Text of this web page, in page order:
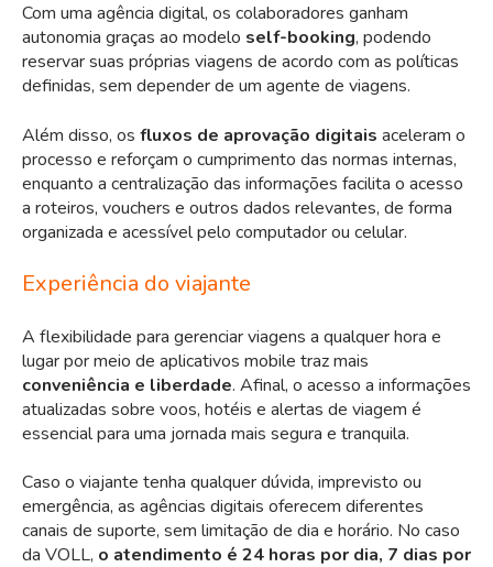
Com uma agência digital, os colaboradores ganham
autonomia graças ao modelo self-booking, podendo
reservar suas próprias viagens de acordo com as políticas
definidas, sem depender de um agente de viagens.
Além disso, os fluxos de aprovação digitais aceleram o
processo e reforçam o cumprimento das normas internas,
enquanto a centralização das informações facilita o acesso
a roteiros, vouchers e outros dados relevantes, de forma
organizada e acessível pelo computador ou celular.
Experiência do viajante
A flexibilidade para gerenciar viagens a qualquer hora e
lugar por meio de aplicativos mobile traz mais
conveniência e liberdade. Afinal, o acesso a informações
atualizadas sobre voos, hotéis e alertas de viagem é
essencial para uma jornada mais segura e tranquila.
Caso o viajante tenha qualquer dúvida, imprevisto ou
emergência, as agências digitais oferecem diferentes
canais de suporte, sem limitação de dia e horário. No caso
da VOLL, o atendimento é 24 horas por dia, 7 dias por